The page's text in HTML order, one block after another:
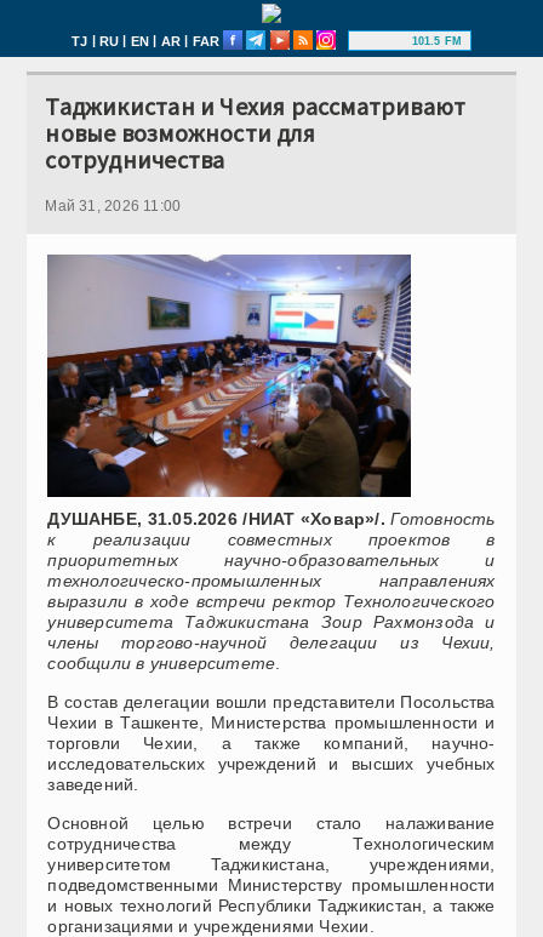
TJ | RU | EN | AR | FAR 101.5 FM
Таджикистан и Чехия рассматривают
новые возможности для
сотрудничества
Май 31, 2026 11:00
ДУШАНБЕ, 31.05.2026 /НИАТ «Ховар»/. Готовность
к реализации совместных проектов в
приоритетных научно-образовательных и
технологическо-промышленных направлениях
выразили в ходе встречи ректор Технологического
университета Таджикистана Зоир Рахмонзода и
члены торгово-научной делегации из Чехии,
сообщили в университете
В состав делегации вошли представители Посольства
Чехии в Ташкенте, Министерства промышленности и
торговли Чехии, а также компаний, научно-
исследовательских учреждений и высших учебных
заведений.
Основной целью встречи стало налаживание
сотрудничества между Технологическим
университетом Таджикистана, учреждениями,
подведомственными Министерству промышленности
и новых технологий Республики Таджикистан, а также
организациями и учреждениями Чехии.